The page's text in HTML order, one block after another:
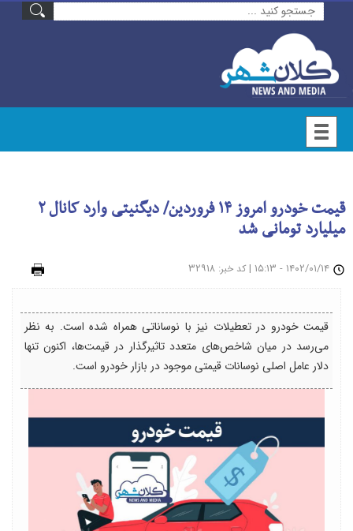
قیمت خودرو امروز ۱۴ فروردین/ دیگنیتی وارد کانال ۲
میلیارد تومانی شد
| کد خبر: ۳۲۹۱۸
قیمت خودرو در تعطیلات نیز با نوساناتی همراه شده است. به نظر
می‌رسد در میان شاخص‌های متعدد تاثیرگذار در قیمت‌ها، اکنون تنها
دلار عامل اصلی نوسانات قیمتی موجود در بازار خودرو است.